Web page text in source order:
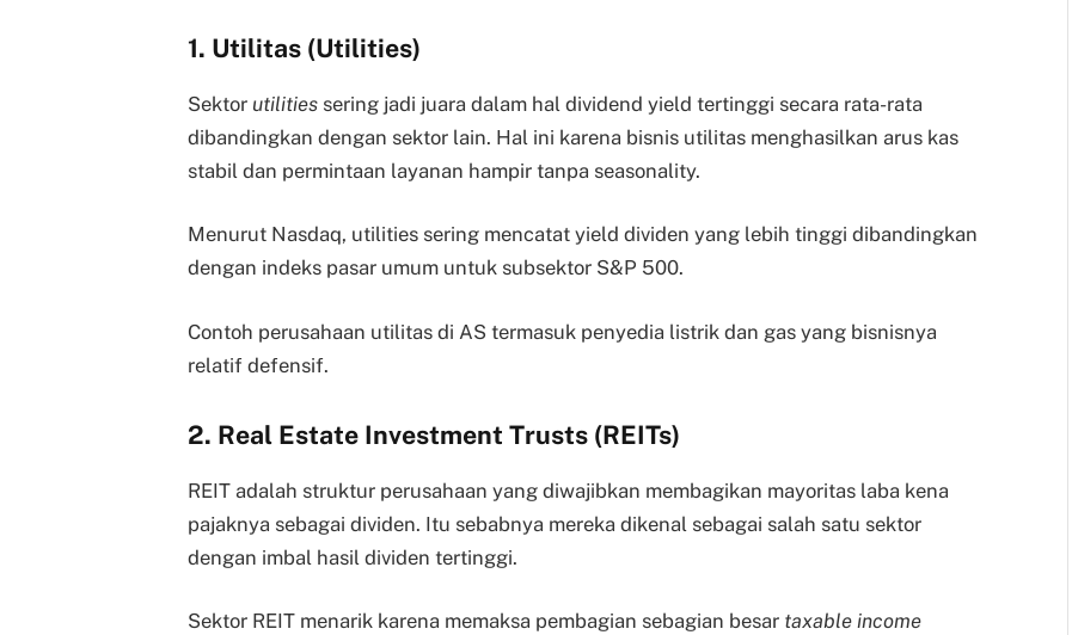
1. Utilitas (Utilities)
Sektor utilities sering jadi juara dalam hal dividend yield tertinggi secara rata-rata
dibandingkan dengan sektor lain. Hal ini karena bisnis utilitas menghasilkan arus kas
stabil dan permintaan layanan hampir tanpa seasonality.
Menurut Nasdaq, utilities sering mencatat yield dividen yang lebih tinggi dibandingkan
dengan indeks pasar umum untuk subsektor S&P 500.
Contoh perusahaan utilitas di AS termasuk penyedia listrik dan gas yang bisnisnya
relatif defensif.
2. Real Estate Investment Trusts (REITs)
REIT adalah struktur perusahaan yang diwajibkan membagikan mayoritas laba kena
pajaknya sebagai dividen. Itu sebabnya mereka dikenal sebagai salah satu sektor
dengan imbal hasil dividen tertinggi.
Sektor REIT menarik karena memaksa pembagian sebagian besar taxable income